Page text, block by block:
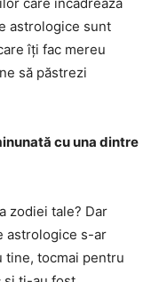
astrologice sunt
îţi fac mereu
să păstrezi
cu una dintre
zodiei tale? Dar
astrologice s-ar
tine, tocmai pentru